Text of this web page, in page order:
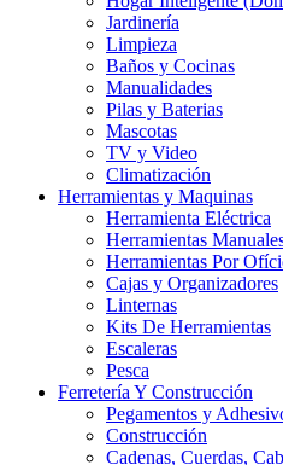
Jardinería
Limpieza
Baños y Cocinas
Manualidades
Pilas y Baterias
Mascotas
TV y Video
Climatización
Herramientas y Maquinas
Herramienta Eléctrica
Herramientas
Herramientas Por
Cajas y Organizadores
Linternas
Kits De Herramientas
Escaleras
Pesca
Ferretería Y Construcción
Pegamentos y
Construcción
Cadenas, Cuerdas,